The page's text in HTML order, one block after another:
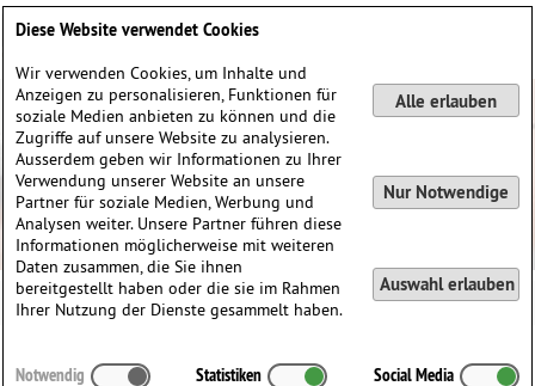
Also sprach Zarathustra! op. 30
Diese Website verwendet Cookies
Wir verwenden Cookies, um Inhalte und
Anzeigen zu personalisieren, Funktionen für
soziale Medien anbieten zu können und die
Zugriffe auf unsere Website zu analysieren.
Ausserdem geben wir Informationen zu Ihrer
Verwendung unserer Website an unsere
Partner für soziale Medien, Werbung und
Analysen weiter. Unsere Partner führen diese
Informationen möglicherweise mit weiteren
Daten zusammen, die Sie ihnen
bereitgestellt haben oder die sie im Rahmen
Ihrer Nutzung der Dienste gesammelt haben.
Alle erlauben
Nur Notwendige
Auswahl erlauben
Notwendig Statistiken Social Media